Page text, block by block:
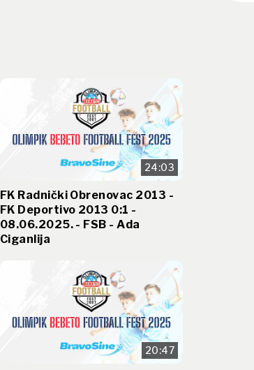
24:03
FK Radnički Obrenovac 2013 -
FK Deportivo 2013 0:1 -
08.06.2025. - FSB - Ada
Ciganlija
20:47